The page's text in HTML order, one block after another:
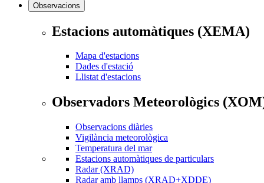
Observacions
Estacions automàtiques (XEMA)
Mapa d'estacions
Dades d'estació
Llistat d'estacions
Observadors Meteorològics
Observacions diàries
Vigilància meteorològica
Temperatura del mar
Estacions automàtiques de particulars
Radar (XRAD)
Radar amb llamps (XRAD+XDDE)